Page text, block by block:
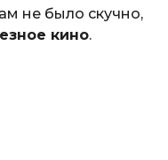
не было скучно,
кино.